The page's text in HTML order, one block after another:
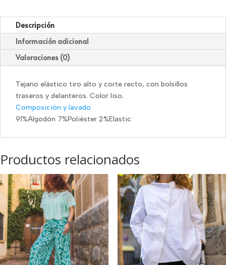
Descripción
Información adicional
Valoraciones (0)
Tejano elástico tiro alto y corte recto, con bolsillos
traseros y delanteros. Color liso.
Composición y lavado
91%Algodón 7%Poliéster 2%Elastic
Productos relacionados